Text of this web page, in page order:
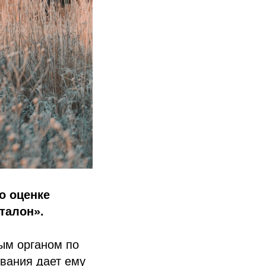
оценке
органом по
дает ему